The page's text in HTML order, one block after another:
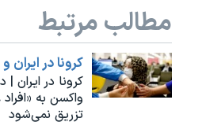
مطالب مرتبط
کرونا در ایران
کرونا در ایران |
واکسن به
تزریق نمی‌شود